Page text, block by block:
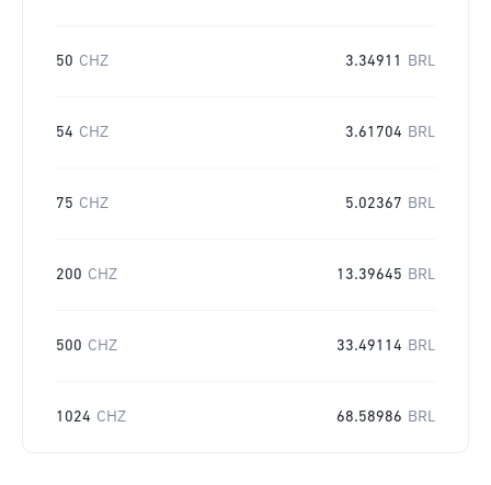
50 CHZ 3.34911 BRL
54 CHZ 3.61704 BRL
75 CHZ 5.02367 BRL
200 CHZ 13.39645 BRL
500 CHZ 33.49114 BRL
1024 CHZ 68.58986 BRL